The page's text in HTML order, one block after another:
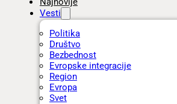
Vesti
Politika
Društvo
Bezbednost
Evropske integracije
Region
Evropa
Svet